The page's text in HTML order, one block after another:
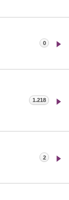
0
1.218
2